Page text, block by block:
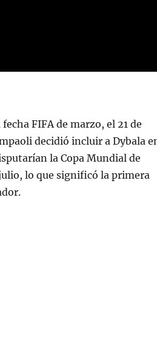
FIFA de marzo, el 21 de
decidió incluir a Dybala
la Copa Mundial de
lo que significó la primera